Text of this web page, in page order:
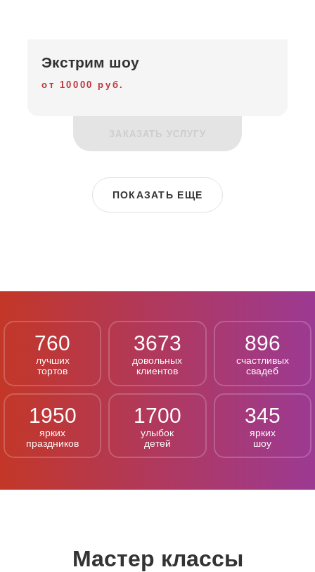
Экстрим шоу
от 10000 руб.
ЗАКАЗАТЬ УСЛУГУ
ПОКАЗАТЬ ЕЩЕ
760
лучших
тортов
3673
довольных
клиентов
896
счастливых
свадеб
1950
ярких
праздников
1700
улыбок
детей
345
ярких
шоу
Мастер классы